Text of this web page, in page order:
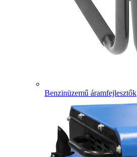
Benzinüzemű áramfejlesztők